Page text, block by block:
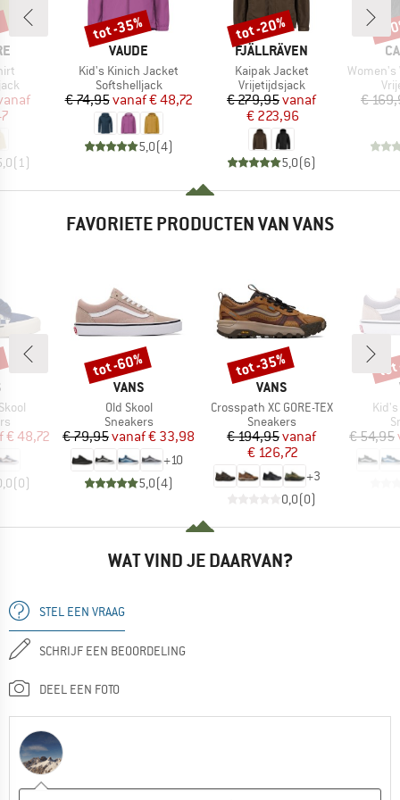
prijs
(1 )
MERK
VAUDE
Artikel
Kid's Kinich Jacket
Productgroep
Softshelljack
Prijs
€ 74,95 Verlaagde prijs
vanaf€ 48,72
5,0(4)
Korting
tot -35%
MERK
FJÄLLRÄVEN
Artikel
Kaipak Jacket
Productgroep
Vrijetijdsjack
Prijs
€ 279,95Verlaagde prijs
vanaf
€ 223,96
5,0(6)
Korting
tot -20%
Artikel
Women's
€
-
FAVORIETE PRODUCTEN VAN VANS
prijs
€ 48,72
(0)
MERK
VANS
Artikel
Old Skool
Productgroep
Sneakers
Prijs
€ 79,95 Verlaagde prijs
vanaf€ 33,98
+10
5,0(4)
Korting
tot -60%
MERK
VANS
Artikel
Crosspath XC GORE-TEX
Productgroep
Sneakers
Prijs
€ 194,95Verlaagde prijs
vanaf
€ 126,72
+3
0,0(0)
Korting
tot -35%
Kid's
€ 54,95
WAT VIND JE DAARVAN?
STEL EEN VRAAG
SCHRIJF EEN BEOORDELING
DEEL EEN FOTO